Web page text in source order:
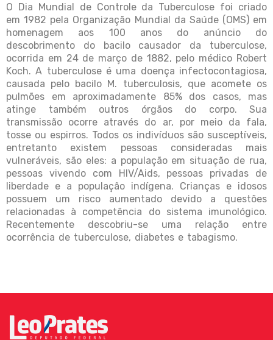
O Dia Mundial de Controle da Tuberculose foi criado
em 1982 pela Organização Mundial da Saúde (OMS) em
homenagem aos 100 anos do anúncio do
descobrimento do bacilo causador da tuberculose,
ocorrida em 24 de março de 1882, pelo médico Robert
Koch. A tuberculose é uma doença infectocontagiosa,
causada pelo bacilo M. tuberculosis, que acomete os
pulmões em aproximadamente 85% dos casos, mas
atinge também outros órgãos do corpo. Sua
transmissão ocorre através do ar, por meio da fala,
tosse ou espirros. Todos os indivíduos são susceptíveis,
entretanto existem pessoas consideradas mais
vulneráveis, são eles: a população em situação de rua,
pessoas vivendo com HIV/Aids, pessoas privadas de
liberdade e a população indígena. Crianças e idosos
possuem um risco aumentado devido a questões
relacionadas à competência do sistema imunológico.
Recentemente descobriu-se uma relação entre
ocorrência de tuberculose, diabetes e tabagismo.